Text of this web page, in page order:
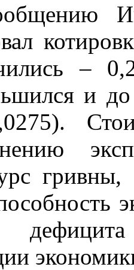
–
и до
гривны,